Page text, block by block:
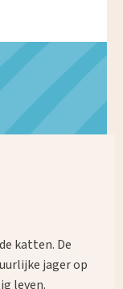
katten. De
jager op
leven.